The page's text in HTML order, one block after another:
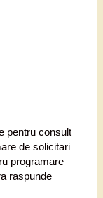
pentru consult
de solicitari
programare
raspunde